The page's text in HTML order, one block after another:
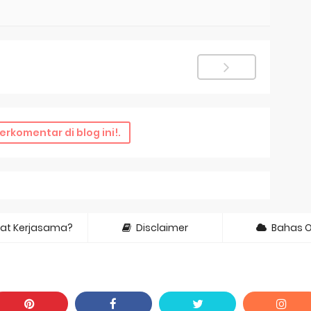
di blog ini!.
Kerjasama? Disclaimer Bahas